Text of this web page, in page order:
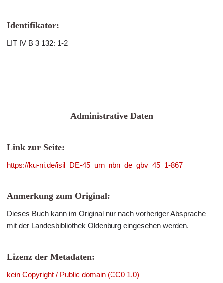
Identifikator:
LIT IV B 3 132: 1-2
Administrative Daten
Link zur Seite:
https://ku-ni.de/isil_DE-45_urn_nbn_de_gbv_45_1-867
Anmerkung zum Original:
Dieses Buch kann im Original nur nach vorheriger Absprache
mit der Landesbibliothek Oldenburg eingesehen werden.
Lizenz der Metadaten:
kein Copyright / Public domain (CC0 1.0)